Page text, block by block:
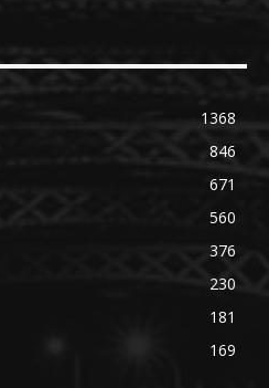
1368
846
671
560
376
230
181
169